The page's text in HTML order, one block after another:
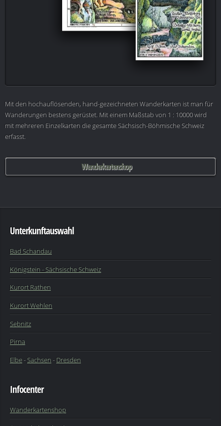
Mit den hochauflösenden, hand-gezeichneten Wanderkarten ist man für
Wanderungen bestens gerüstet. Mit einem Maßstab von 1 : 10000 wird
mit mehreren Einzelkarten die gesamte Sächsisch-Böhmische Schweiz
erfasst.
Wanderkartenshop
Unterkunftauswahl
Bad Schandau
Königstein - Sächsische Schweiz
Kurort Rathen
Kurort Wehlen
Sebnitz
Pirna
Elbe-Sachsen - Dresden
Infocenter
Wanderkartenshop